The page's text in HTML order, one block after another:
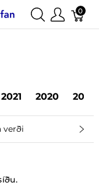
0
2021 2020 2019
verði